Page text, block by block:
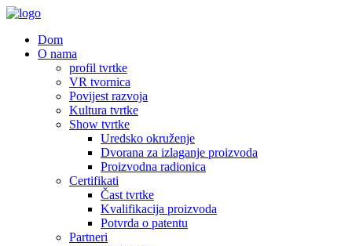
Dom
O nama
profil tvrtke
VR tvornica
Povijest razvoja
Kultura tvrtke
Show tvrtke
Uredsko okruženje
Dvorana za izlaganje proizvoda
Proizvodna radionica
Certifikati
Čast tvrtke
Kvalifikacija proizvoda
Potvrda o patentu
Partneri